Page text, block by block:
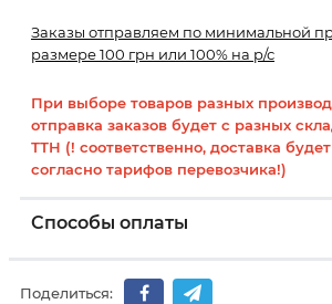
Заказы отправляем по минимальной
размере 100 грн или 100% на р/с
При выборе товаров разных
отправка заказов будет с разных
ТТН (! соответственно, доставка
согласно тарифов перевозчика!)
Способы оплаты
Поделиться: